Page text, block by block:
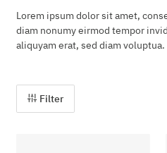
Lorem ipsum dolor sit amet,
diam nonumy eirmod tempor
aliquyam erat, sed diam voluptua.
Filter